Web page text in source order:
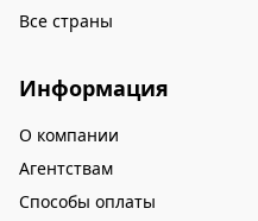
Все страны
Информация
О компании
Агентствам
Способы оплаты